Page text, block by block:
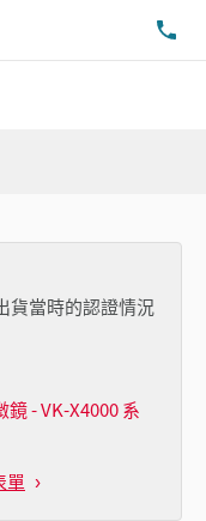
貨當時的認證情況
- VK-X4000 系
單